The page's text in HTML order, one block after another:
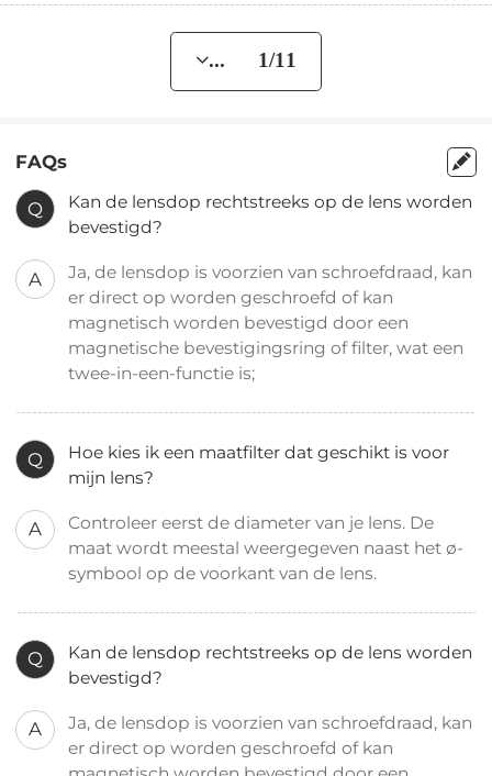
... 1/11
FAQs
Q
Kan de lensdop rechtstreeks op de lens worden
bevestigd?
A
Ja, de lensdop is voorzien van schroefdraad, kan
er direct op worden geschroefd of kan
magnetisch worden bevestigd door een
magnetische bevestigingsring of filter, wat een
twee-in-een-functie is;
Q
Hoe kies ik een maatfilter dat geschikt is voor
mijn lens?
A
Controleer eerst de diameter van je lens. De
maat wordt meestal weergegeven naast het ø-
symbool op de voorkant van de lens.
Q
Kan de lensdop rechtstreeks op de lens worden
bevestigd?
A
Ja, de lensdop is voorzien van schroefdraad, kan
er direct op worden geschroefd of kan